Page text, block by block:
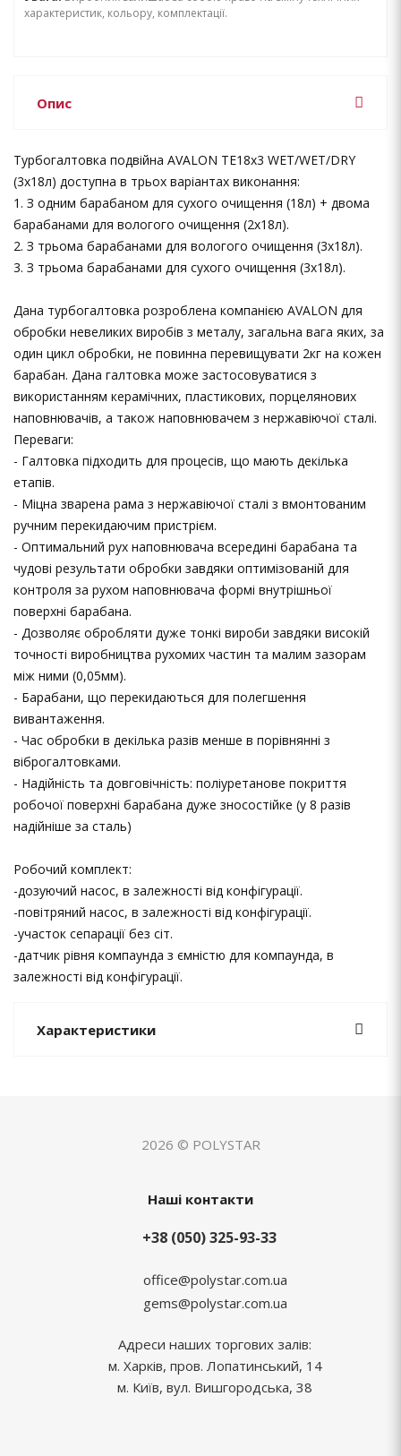
характеристик, кольору, комплектації.
Опис
Турбогалтовка подвійна AVALON TE18х3 WET/WET/DRY
(3х18л) доступна в трьох варіантах виконання:
1. З одним барабаном для сухого очищення (18л) + двома
барабанами для вологого очищення (2х18л).
2. З трьома барабанами для вологого очищення (3х18л).
3. З трьома барабанами для сухого очищення (3х18л).
Дана турбогалтовка розроблена компанією AVALON для
обробки невеликих виробів з металу, загальна вага яких, за
один цикл обробки, не повинна перевищувати 2кг на кожен
барабан. Дана галтовка може застосовуватися з
використанням керамічних, пластикових, порцелянових
наповнювачів, а також наповнювачем з нержавіючої сталі.
Переваги:
- Галтовка підходить для процесів, що мають декілька
етапів.
- Міцна зварена рама з нержавіючої сталі з вмонтованим
ручним перекидаючим пристрієм.
- Оптимальний рух наповнювача всередині барабана та
чудові результати обробки завдяки оптимізованій для
контроля за рухом наповнювача формі внутрішньої
поверхні барабана.
- Дозволяє обробляти дуже тонкі вироби завдяки високій
точності виробництва рухомих частин та малим зазорам
між ними (0,05мм).
- Барабани, що перекидаються для полегшення
вивантаження.
- Час обробки в декілька разів менше в порівнянні з
віброгалтовками.
- Надійність та довговічність: поліуретанове покриття
робочої поверхні барабана дуже зносостійке (у 8 разів
надійніше за сталь)
Робочий комплект:
-дозуючий насос, в залежності від конфігурації.
-повітряний насос, в залежності від конфігурації.
-участок сепарації без сіт.
-датчик рівня компаунда з ємністю для компаунда, в
залежності від конфігурації.
Характеристики
2026 © POLYSTAR
Наші контакти
+38 (050) 325-93-33
office@polystar.com.ua
gems@polystar.com.ua
Адреси наших торгових залів:
м. Харків, пров. Лопатинський, 14
м. Київ, вул. Вишгородська, 38